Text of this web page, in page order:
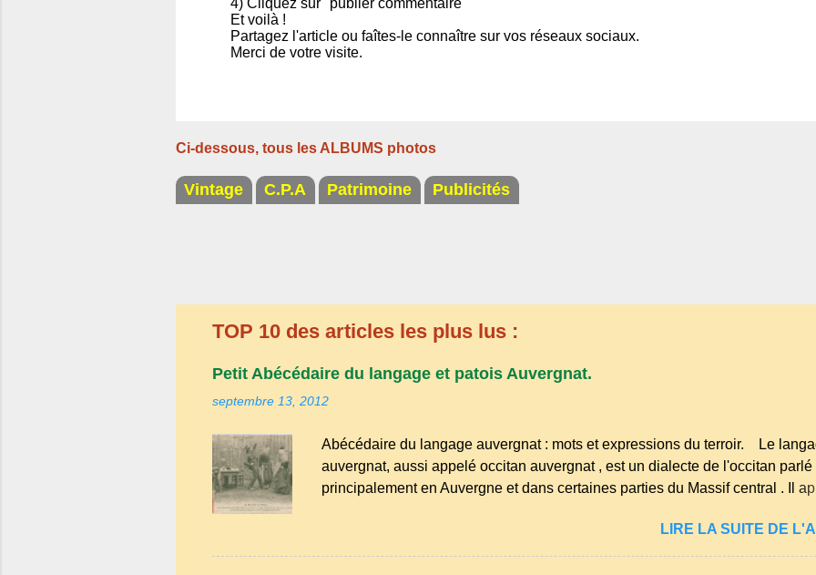
e
g
i
s
n
o
m
i
e
4) Cliquez sur "publier commentaire"
Et voilà !
Partagez l'article ou faîtes-le connaître sur vos réseaux sociaux.
Merci de votre visite.
Ci-dessous, tous les ALBUMS photos
Vintage C.P.A Patrimoine Publicités
TOP 10 des articles les plus lus :
Petit Abécédaire du langage et patois Auvergnat.
septembre 13, 2012
Abécédaire du langage auvergnat : mots et expressions du terroir. Le
auvergnat, aussi appelé occitan auvergnat , est un dialecte de l'occitan parlé
principalement en Auvergne et dans certaines parties du Massif central . Il
Bien que le nombre de locuteurs ait diminué au fil des décennies, il reste
riche en expressions et en traditions. Par exemple, on trouve des mots
LIRE LA SUITE DE